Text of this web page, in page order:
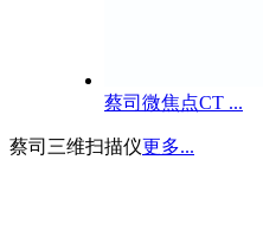
蔡司微焦点CT ...
蔡司三维扫描仪更多...